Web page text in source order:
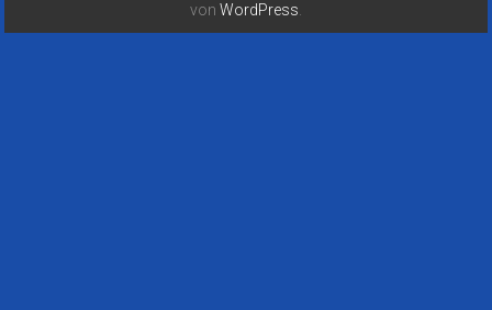
von WordPress